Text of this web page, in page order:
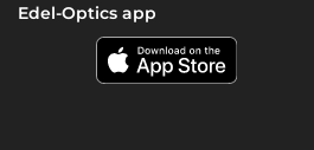
Edel-Optics app